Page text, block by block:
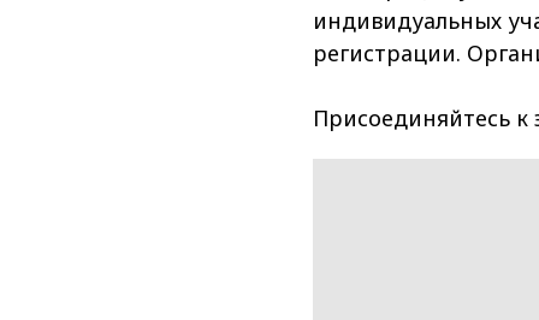
индивидуальных
регистрации.
Присоединяйтесь